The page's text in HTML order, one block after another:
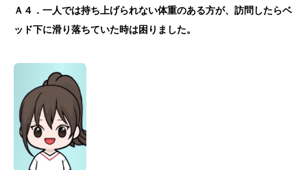
Ａ４．一人では持ち上げられない体重のある方が、訪問したらベ
ッド下に滑り落ちていた時は困りました。